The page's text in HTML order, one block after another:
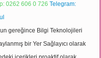
0262 606 0 726 Telegram:
gereğince Bilgi Teknolojileri
bir Yer Sağlayıcı olarak